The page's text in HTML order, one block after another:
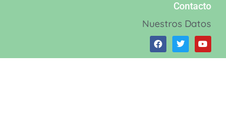
Contacto
Nuestros Datos